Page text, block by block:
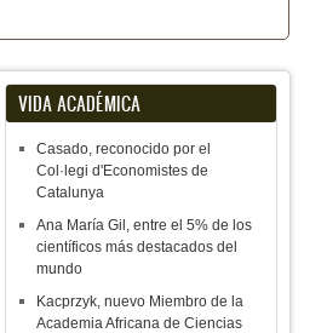
VIDA ACADÉMICA
Casado, reconocido por el
Col·legi d'Economistes de
Catalunya
Ana María Gil, entre el 5% de los
científicos más destacados del
mundo
Kacprzyk, nuevo Miembro de la
Academia Africana de Ciencias